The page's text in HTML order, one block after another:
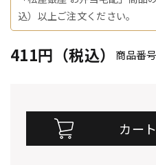
込）以上ご注文ください。
411円（税込） 商品番